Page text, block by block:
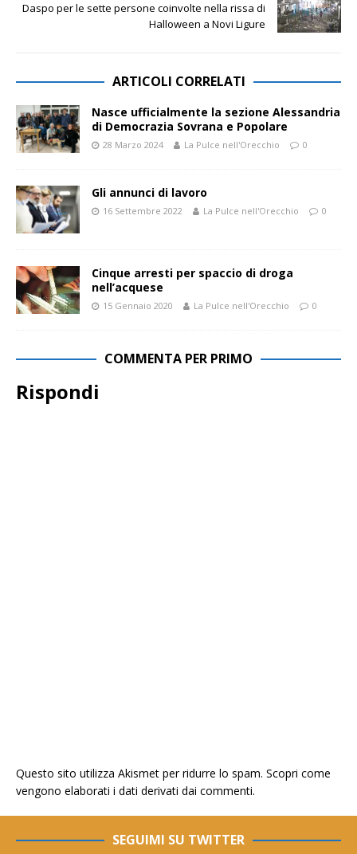
Daspo per le sette persone coinvolte nella rissa di
Halloween a Novi Ligure
ARTICOLI CORRELATI
Nasce ufficialmente la sezione Alessandria
di Democrazia Sovrana e Popolare
28 Marzo 2024 La Pulce nell'Orecchio 0
Gli annunci di lavoro
16 Settembre 2022 La Pulce nell'Orecchio 0
Cinque arresti per spaccio di droga
nell’acquese
15 Gennaio 2020 La Pulce nell'Orecchio 0
COMMENTA PER PRIMO
Rispondi
Questo sito utilizza Akismet per ridurre lo spam. Scopri come
vengono elaborati i dati derivati dai commenti.
SEGUIMI SU TWITTER